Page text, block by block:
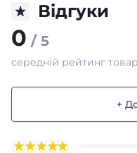
Відгуки
0 / 5
середній рейтинг
+